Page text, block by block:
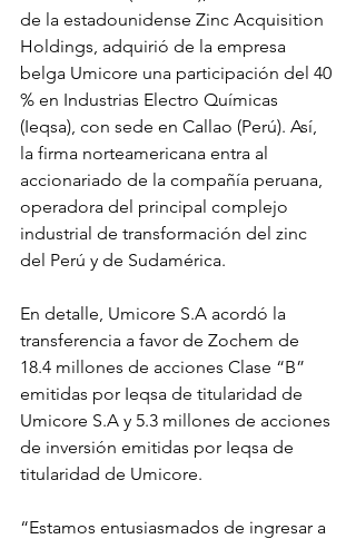
de la estadounidense Zinc Acquisition
Holdings, adquirió de la empresa
belga Umicore una participación del 40
% en Industrias Electro Químicas
(Ieqsa), con sede en Callao (Perú). Así,
la firma norteamericana entra al
accionariado de la compañía peruana,
operadora del principal complejo
industrial de transformación del zinc
del Perú y de Sudamérica.
En detalle, Umicore S.A acordó la
transferencia a favor de Zochem de
18.4 millones de acciones Clase “B”
emitidas por Ieqsa de titularidad de
Umicore S.A y 5.3 millones de acciones
de inversión emitidas por Ieqsa de
titularidad de Umicore.
“Estamos entusiasmados de ingresar a